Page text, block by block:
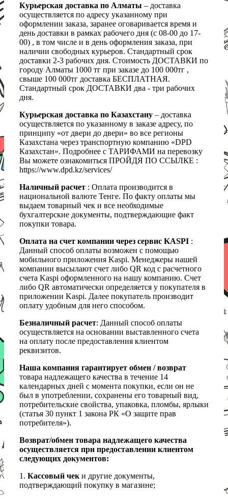
Курьерская доставка по Алматы – доставка
осуществляется по адресу указанному при
оформлении заказа, заранее оговаривается время и
день доставки в рамках рабочего дня (с 08-00 до 17-
00) , в том числе и в день оформления заказа, при
наличии свободных курьеров. Стандартный срок
доставки 2-3 рабочих дня. Стоимость ДОСТАВКИ по
городу Алматы 1000 тг при заказе до 100 000тг ,
свыше 100 000тг доставка БЕСПЛАТНАЯ.
Стандартный срок ДОСТАВКИ два - три рабочих
дня.
Курьерская доставка по Казахстану – доставка
осуществляется по указанному в заказе адресу, по
принципу «от двери до двери» во все регионы
Казахстана через транспортную компанию «DPD
Казахстан». Подробнее с ТАРИФАМИ на перевозку
Вы можете ознакомиться ПРОЙДЯ ПО ССЫЛКЕ :
https://www.dpd.kz/services/
Наличный расчет : Оплата производится в
национальной валюте Тенге. По факту оплаты мы
выдаем товарный чек и все необходимые
бухгалтерские документы, подтверждающие факт
покупки товара.
Оплата на счет компании через сервис KASPI :
Данный способ оплаты возможен с помощью
мобильного приложения Kaspi. Менеджеры нашей
компании высылают счет либо QR код с расчетного
счета Kaspi оформленного на нашу компанию. Счет
либо QR автоматически определяется у покупателя в
приложении Kaspi. Далее покупатель производит
оплату удобным для него способом.
Безналичный расчет: Данный способ оплаты
осуществляется на основании выставленного счета
на оплату после предоставления клиентом
реквизитов.
Наша компания гарантирует обмен / возврат
товара надлежащего качества в течение 14
календарных дней с момента покупки, если он не
был в употреблении, сохранены его товарный вид,
потребительские свойства, упаковка, пломбы, ярлыки
(статья 30 пункт 1 закона РК «О защите прав
потребителя»).
Возврат/обмен товара надлежащего качества
осуществляется при предоставлении клиентом
следующих документов:
1. Кассовый чек и другие документы,
подтверждающий покупку в магазине;